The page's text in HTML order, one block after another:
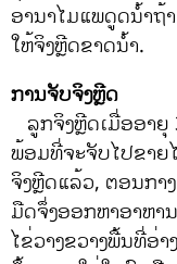
ອານາໄມແພດູດນໍ້າຖ້
ໃຫ້ຈິງຫຼີດຂາດນໍ້າ.
ການຈັບຈິງຫຼີດ
ລູກຈິງຫຼີດເມື່ອອາຍຸ
ພ້ອມທີ່ຈະຈັບໄປຂາຍ
ຈິງຫຼີດແລ້ວ, ຕອນກາ
ມືດຈຶ່ງອອກຫາອາຫາ
ໄຂ່ວາງຂວາງພື້ນທີ່ອ່າ